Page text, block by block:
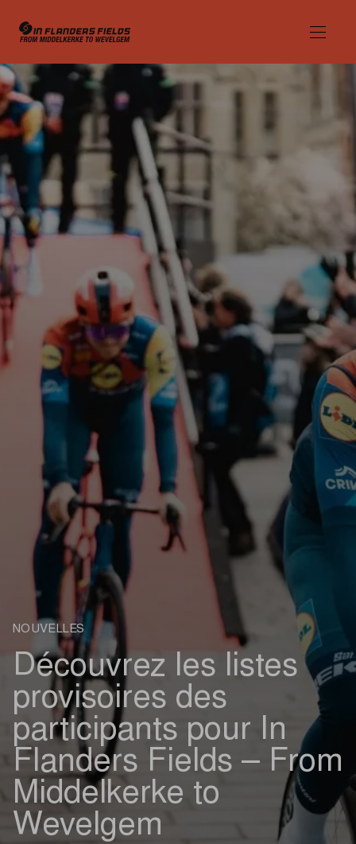
NOUVELLES
Découvrez les listes
provisoires des
participants pour In
Flanders Fields – From
Middelkerke to
Wevelgem